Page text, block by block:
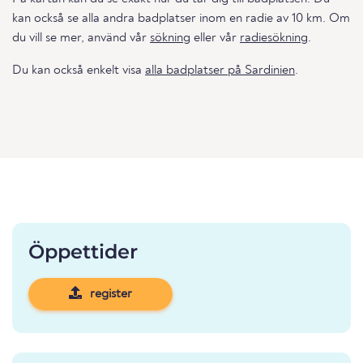
kan också se alla andra badplatser inom en radie av 10 km. Om
du vill se mer, använd vår sökning eller vår radiesökning.
Du kan också enkelt visa alla badplatser på Sardinien.
Öppettider
register